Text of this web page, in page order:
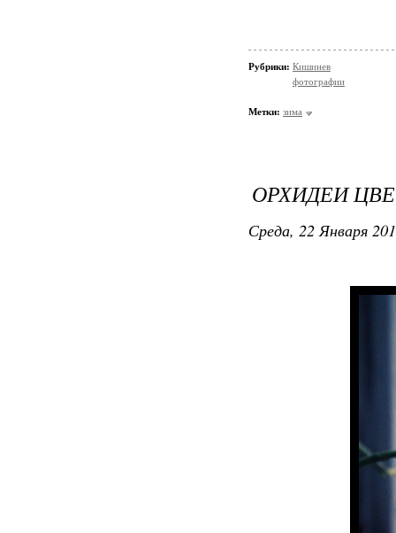
Рубрики: Кишинев
фотографии
Метки: зима
ОРХИДЕИ
Среда, 22 Января